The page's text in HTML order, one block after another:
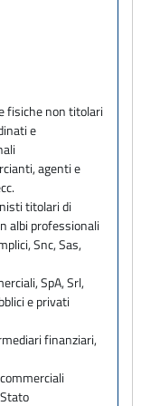
fisiche non titolari
e
agenti e
titolari di
albi professionali
Snc, Sas,
SpA, Srl,
e privati
finanziari,